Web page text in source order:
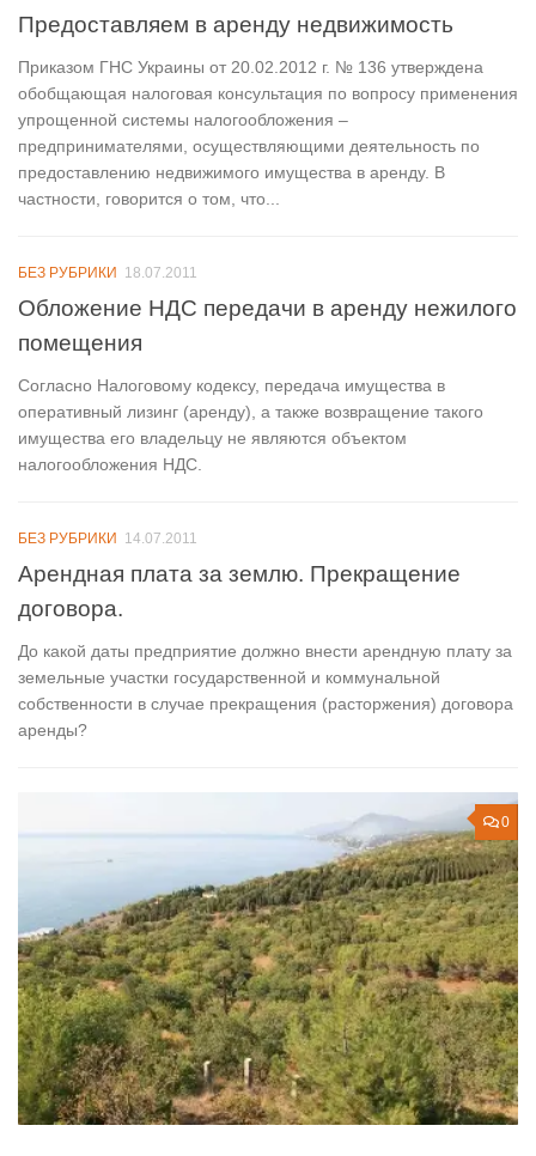
Предоставляем в аренду недвижимость
Приказом ГНС Украины от 20.02.2012 г. № 136 утверждена
обобщающая налоговая консультация по вопросу применения
упрощенной системы налогообложения –
предпринимателями, осуществляющими деятельность по
предоставлению недвижимого имущества в аренду. В
частности, говорится о том, что...
БЕЗ РУБРИКИ 18.07.2011
Обложение НДС передачи в аренду нежилого
помещения
Согласно Налоговому кодексу, передача имущества в
оперативный лизинг (аренду), а также возвращение такого
имущества его владельцу не являются объектом
налогообложения НДС.
БЕЗ РУБРИКИ 14.07.2011
Арендная плата за землю. Прекращение
договора.
До какой даты предприятие должно внести арендную плату за
земельные участки государственной и коммунальной
собственности в случае прекращения (расторжения) договора
аренды?
0